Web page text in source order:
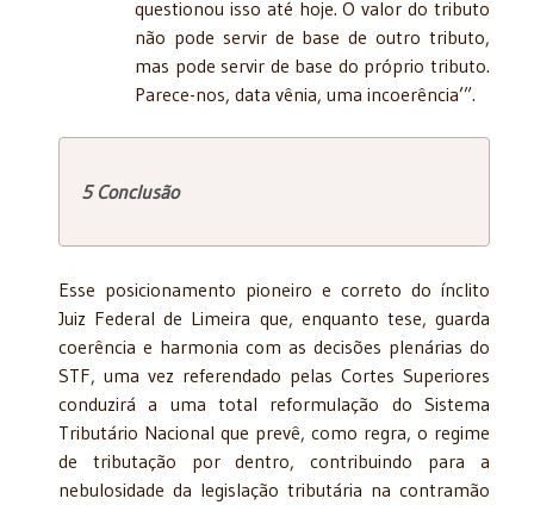
questionou isso até hoje. O valor do tributo
não pode servir de base de outro tributo,
mas pode servir de base do próprio tributo.
Parece-nos, data vênia, uma incoerência’”.
5 Conclusão
Esse posicionamento pioneiro e correto do ínclito
Juiz Federal de Limeira que, enquanto tese, guarda
coerência e harmonia com as decisões plenárias do
STF, uma vez referendado pelas Cortes Superiores
conduzirá a uma total reformulação do Sistema
Tributário Nacional que prevê, como regra, o regime
de tributação por dentro, contribuindo para a
nebulosidade da legislação tributária na contramão